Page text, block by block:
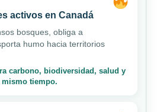
activos en Canadá
bosques, obliga a
humo hacia territorios
carbono, biodiversidad, salud y
tiempo.